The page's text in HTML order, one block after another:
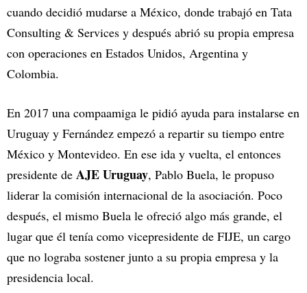
cuando decidió mudarse a México, donde trabajó en Tata
Consulting & Services y después abrió su propia empresa
con operaciones en Estados Unidos, Argentina y
Colombia.
En 2017 una compaamiga le pidió ayuda para instalarse en
Uruguay y Fernández empezó a repartir su tiempo entre
México y Montevideo. En ese ida y vuelta, el entonces
presidente de AJE Uruguay, Pablo Buela, le propuso
liderar la comisión internacional de la asociación. Poco
después, el mismo Buela le ofreció algo más grande, el
lugar que él tenía como vicepresidente de FIJE, un cargo
que no lograba sostener junto a su propia empresa y la
presidencia local.